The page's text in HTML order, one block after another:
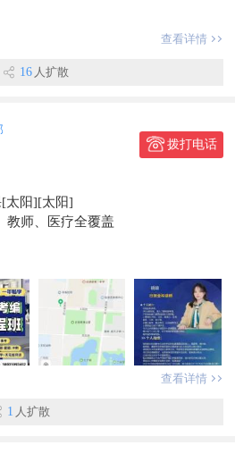
休、法定节假日带薪休假。
意者联系！
步）
查看详情
16 人扩散
拨打电话
太阳][太阳]
教师、医疗全覆盖
讲
享拼豆优惠价
教育
查看详情
1 人扩散